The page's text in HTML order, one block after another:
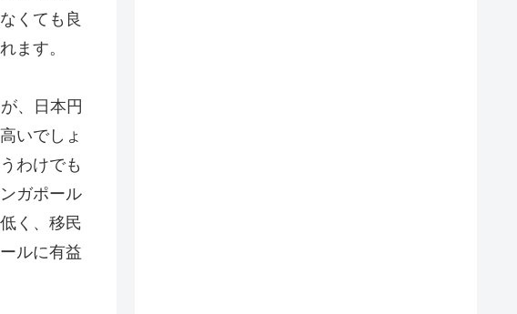
くても良
ます。
、日本円
いでしょ
わけでも
ガポール
く、移民
ルに有益